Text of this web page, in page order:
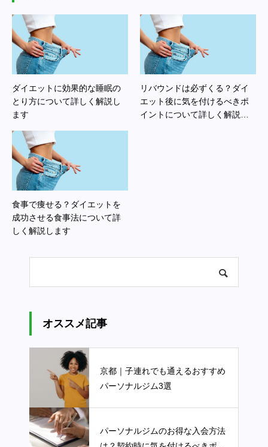
ダイエットに効果的な睡眠の
とり方について詳しく解説し
ます
リバウンドは必ずくる？ダイ
エット後に気を付けるべきポ
イントについて詳しく解説し
食事で痩せる？ダイエットを
成功させる食事法について詳
しく解説します
オススメ記事
京都｜子連れでも通えるおすすめ
パーソナルジム3選
パーソナルジムのお得な入会方法